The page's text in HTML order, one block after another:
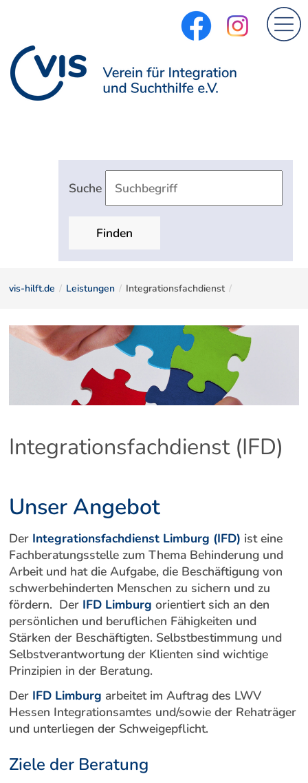
Suche
Finden
vis-hilft.de Leistungen Integrationsfachdienst
Integrationsfachdienst (IFD)
Unser Angebot
Der Integrationsfachdienst Limburg (IFD) ist eine
Fachberatungsstelle zum Thema Behinderung und
Arbeit und hat die Aufgabe, die Beschäftigung von
schwerbehinderten Menschen zu sichern und zu
fördern. Der IFD Limburg orientiert sich an den
persönlichen und beruflichen Fähigkeiten und
Stärken der Beschäftigten. Selbstbestimmung und
Selbstverantwortung der Klienten sind wichtige
Prinzipien in der Beratung.
Der IFD Limburg arbeitet im Auftrag des LWV
Hessen Integrationsamtes und/sowie der Rehaträger
und unterliegen der Schweigepflicht.
Ziele der Beratung